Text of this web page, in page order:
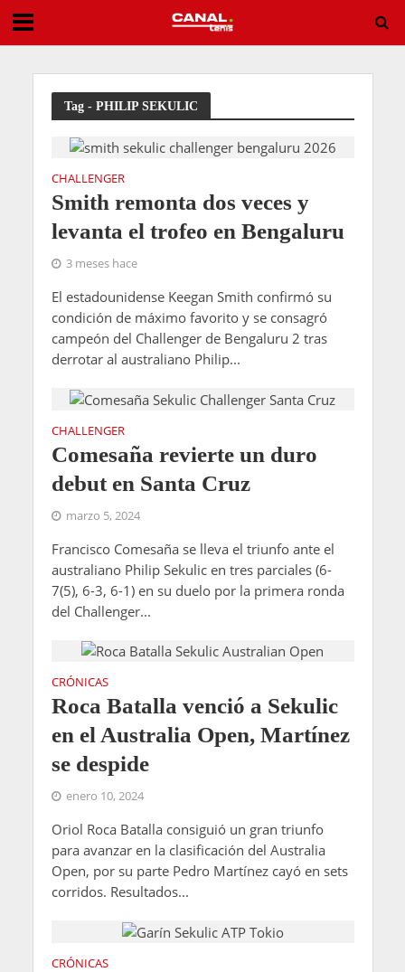
España conquista el Europeo sub16 masculino y logra el subcampeonato femenino
Tag - PHILIP SEKULIC
CHALLENGER
Smith remonta dos veces y
levanta el trofeo en Bengaluru
3 meses hace
El estadounidense Keegan Smith confirmó su
condición de máximo favorito y se consagró
campeón del Challenger de Bengaluru 2 tras
derrotar al australiano Philip...
CHALLENGER
Comesaña revierte un duro
debut en Santa Cruz
marzo 5, 2024
Francisco Comesaña se lleva el triunfo ante el
australiano Philip Sekulic en tres parciales (6-
7(5), 6-3, 6-1) en su duelo por la primera ronda
del Challenger...
CRÓNICAS
Roca Batalla venció a Sekulic
en el Australia Open, Martínez
se despide
enero 10, 2024
Oriol Roca Batalla consiguió un gran triunfo
para avanzar en la clasificación del Australia
Open, por su parte Pedro Martínez cayó en sets
corridos. Resultados...
CRÓNICAS